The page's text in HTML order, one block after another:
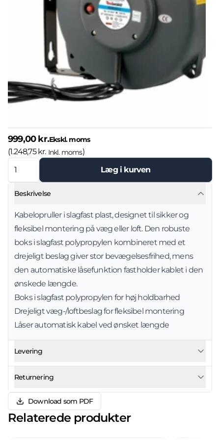
999,00 kr.Ekskl. moms
(1.248,75 kr. Inkl. moms)
Læg i kurven
Beskrivelse
Kabelopruller i slagfast plast, designet til sikker og
fleksibel montering på væg eller loft. Den robuste
boks i slagfast polypropylen kombineret med et
drejeligt beslag giver stor bevægelsesfrihed, mens
den automatiske låsefunktion fastholder kablet i den
ønskede længde.
Boks i slagfast polypropylen for høj holdbarhed
Drejeligt væg-/loftbeslag for fleksibel montering
Låser automatisk kabel ved ønsket længde
Levering
Returnering
Download som PDF
Relaterede produkter